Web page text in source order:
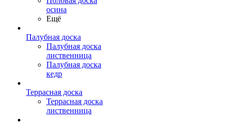
осина
Ещё
Палубная доска
Палубная доска
лиственница
Палубная доска
кедр
Террасная доска
Террасная доска
лиственница